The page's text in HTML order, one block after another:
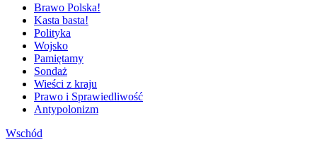
Brawo Polska!
Kasta basta!
Polityka
Wojsko
Pamiętamy
Sondaż
Wieści z kraju
Prawo i Sprawiedliwość
Antypolonizm
Wschód